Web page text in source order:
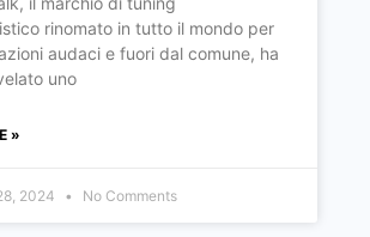
rinomato in tutto il mondo per
audaci e fuori dal comune, ha
uno
»
2024 No Comments